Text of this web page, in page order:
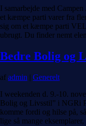
I samarbejde med
et kæmpe parti varer fra
sig om et kæmpe parti
ubrugt. Du finder nemt
Bedre Bolig og
af admin | Generelt
I weekenden d. 9.-10.
Bolig og Livsstil” i NGRi
komme fordi og hilse på,
lige så mange